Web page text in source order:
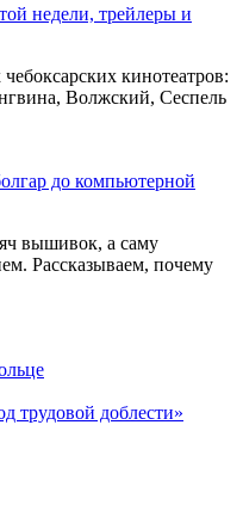
недели, трейлеры и
кинотеатров:
Волжский, Сеспель
до компьютерной
вышивок, а саму
Рассказываем, почему
трудовой доблести»